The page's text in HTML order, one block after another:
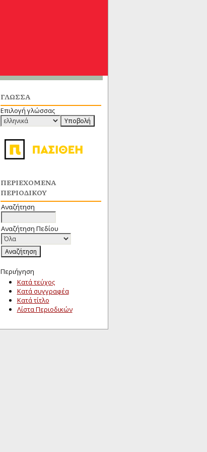
ΓΛΏΣΣΑ
Επιλογή γλώσσας
ΠΕΡΙΕΧΌΜΕΝΑ
ΠΕΡΙΟΔΙΚΟΎ
Αναζήτηση
Αναζήτηση Πεδίου
Περιήγηση
Κατά τεύχος
Κατά συγγραφέα
Κατά τίτλο
Λίστα Περιοδικών